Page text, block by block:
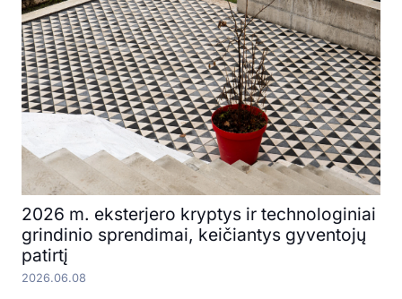
2026 m. eksterjero kryptys ir technologiniai
grindinio sprendimai, keičiantys gyventojų
patirtį
2026.06.08